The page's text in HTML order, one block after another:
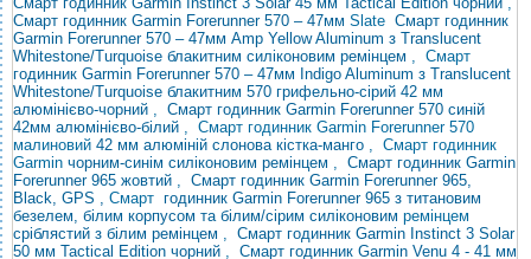
Смарт годинник Garmin Forerunner 570 – 47мм Slate Смарт годинник
Garmin Forerunner 570 – 47мм Amp Yellow Aluminum з Translucent
Whitestone/Turquoise блакитним силіконовим ремінцем , Смарт
годинник Garmin Forerunner 570 – 47мм Indigo Aluminum з Translucent
Whitestone/Turquoise блакитним 570 грифельно-сірий 42 мм
алюмінієво-чорний , Смарт годинник Garmin Forerunner 570 синій
42мм алюмінієво-білий , Смарт годинник Garmin Forerunner 570
малиновий 42 мм алюміній слонова кістка-манго , Смарт годинник
Garmin чорним-синім силіконовим ремінцем , Смарт годинник Garmin
Forerunner 965 жовтий , Смарт годинник Garmin Forerunner 965,
Black, GPS , Смарт годинник Garmin Forerunner 965 з титановим
безелем, білим корпусом та білим/сірим силіконовим ремінцем
сріблястий з білим ремінцем , Смарт годинник Garmin Instinct 3 Solar
50 мм Tactical Edition чорний , Смарт годинник Garmin Venu 4 - 41 мм